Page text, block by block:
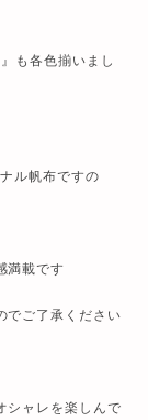
も各色揃いまし
ル帆布ですの
満載です
でご了承ください
シャレを楽しんで